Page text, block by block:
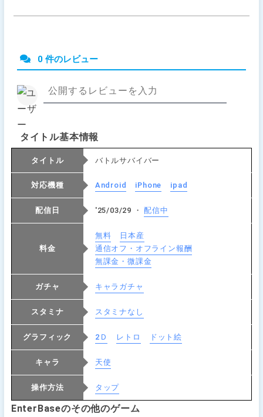
0 件のレビュー
タイトル基本情報
タイトル バトルサバイバー
対応機種 Android iPhone ipad
配信日 '25/03/29 ・配信中
料金
無料
日本産
通信オフ・オフライン報酬
無課金・微課金
ガチャ キャラガチャ
スタミナ スタミナなし
グラフィック 2Ｄ レトロ ドット絵
キャラ 天使
操作方法 タップ
EnterBaseのその他のゲーム